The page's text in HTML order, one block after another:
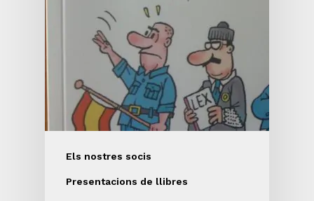
Els nostres socis
Presentacions de llibres